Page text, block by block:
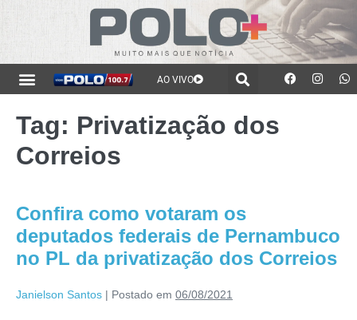
AO VIVO
Tag: Privatização dos
Correios
Confira como votaram os
deputados federais de Pernambuco
no PL da privatização dos Correios
Janielson Santos | Postado em 06/08/2021